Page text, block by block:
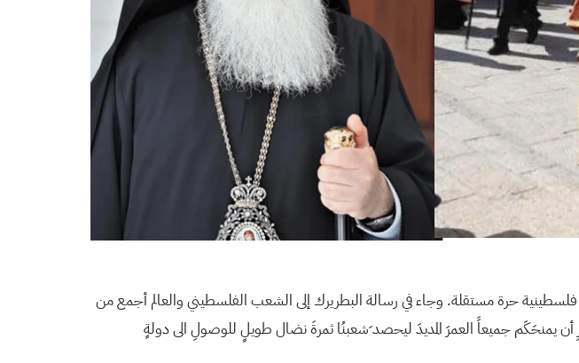
حرة مستقلة. وجاء في رسالة البطريرك إلى الشعب الفلسطيني والعالم أجمع من
أن يمنحَكَم جميعاً العمرَ المديدَ ليحصد َشعبنُا ثمرةَ نضال طويلٍ للوصولِ الى دولةٍ